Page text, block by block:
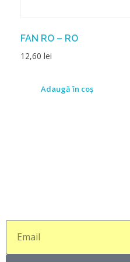
FAN RO – RO
12,60 lei
Adaugă în coș